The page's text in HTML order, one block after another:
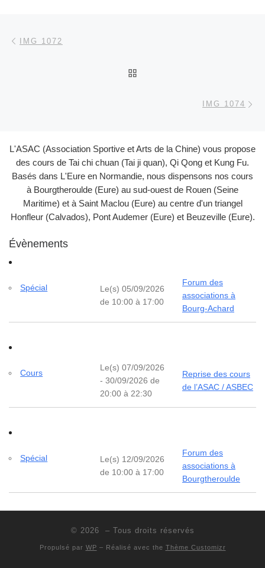
Parcourir les articles
IMG 1072
IMG 1074
L'ASAC (Association Sportive et Arts de la Chine) vous propose
des cours de Tai chi chuan (Tai ji quan), Qi Qong et Kung Fu.
Basés dans L'Eure en Normandie, nous dispensons nos cours
à Bourgtheroulde (Eure) au sud-ouest de Rouen (Seine
Maritime) et à Saint Maclou (Eure) au centre d'un triangel
Honfleur (Calvados), Pont Audemer (Eure) et Beuzeville (Eure).
Évènements
Spécial
Le(s) 05/09/2026
de 10:00 à 17:00
Forum des
associations à
Bourg-Achard
Cours
Le(s) 07/09/2026
- 30/09/2026 de
20:00 à 22:30
Reprise des cours
de l’ASAC / ASBEC
Spécial
Le(s) 12/09/2026
de 10:00 à 17:00
Forum des
associations à
Bourgtheroulde
© 2026 – Tous droits réservés
Propulsé par WP – Réalisé avec the Thème Customizr